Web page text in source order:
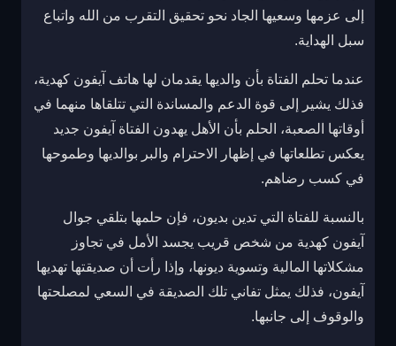
إلى عزمها وسعيها الجاد نحو تحقيق التقرب من الله واتباع
سبل الهداية.
عندما تحلم الفتاة بأن والديها يقدمان لها هاتف آيفون كهدية،
فذلك يشير إلى قوة الدعم والمساندة التي تتلقاها منهما في
أوقاتها الصعبة، الحلم بأن الأهل يهدون الفتاة آيفون جديد
يعكس تطلعاتها في إظهار الاحترام والبر بوالديها وطموحها
في كسب رضاهم.
بالنسبة للفتاة التي تدين بديون، فإن حلمها بتلقي جوال
آيفون كهدية من شخص قريب يجسد الأمل في تجاوز
مشكلاتها المالية وتسوية ديونها، وإذا رأت أن صديقتها تهديها
آيفون، فذلك يمثل تفاني تلك الصديقة في السعي لمصلحتها
والوقوف إلى جانبها.